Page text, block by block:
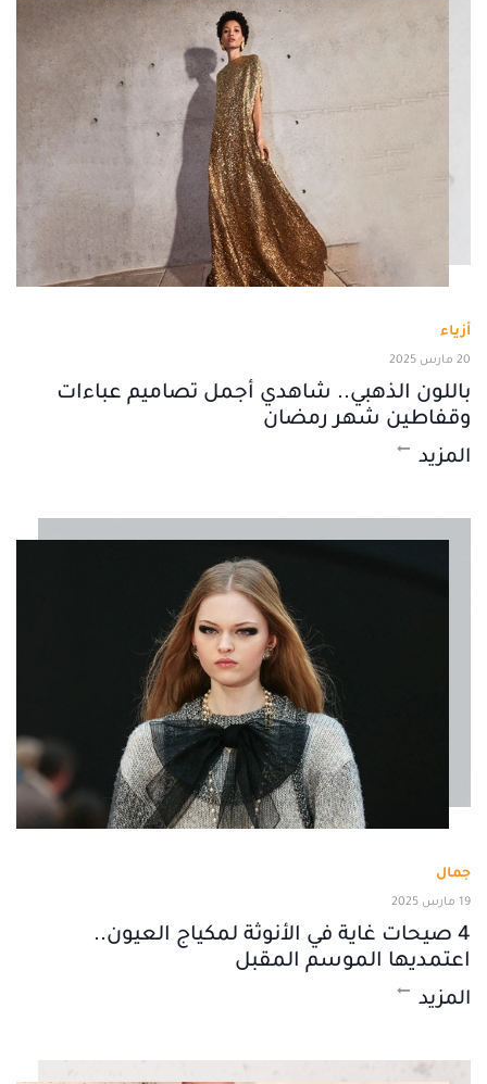
أزياء
20 مارس 2025
باللون الذهبي.. شاهدي أجمل تصاميم عباءات
وقفاطين شهر رمضان
المزيد
جمال
19 مارس 2025
4 صيحات غاية في الأنوثة لمكياج العيون..
اعتمديها الموسم المقبل
المزيد